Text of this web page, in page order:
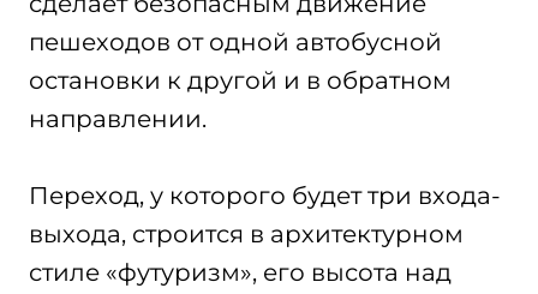
пешеходов от одной автобусной
остановки к другой и в обратном
направлении.
Переход, у которого будет три входа-
выхода, строится в архитектурном
стиле «футуризм», его высота над